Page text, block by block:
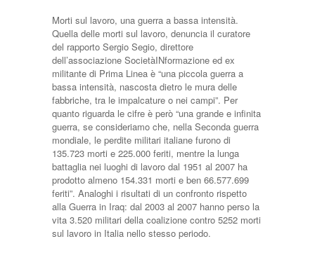
Morti sul lavoro, una guerra a bassa intensità.
Quella delle morti sul lavoro, denuncia il curatore
del rapporto Sergio Segio, direttore
dell’associazione SocietàINformazione ed ex
militante di Prima Linea è “una piccola guerra a
bassa intensità, nascosta dietro le mura delle
fabbriche, tra le impalcature o nei campi”. Per
quanto riguarda le cifre è però “una grande e infinita
guerra, se consideriamo che, nella Seconda guerra
mondiale, le perdite militari italiane furono di
135.723 morti e 225.000 feriti, mentre la lunga
battaglia nei luoghi di lavoro dal 1951 al 2007 ha
prodotto almeno 154.331 morti e ben 66.577.699
feriti”. Analoghi i risultati di un confronto rispetto
alla Guerra in Iraq: dal 2003 al 2007 hanno perso la
vita 3.520 militari della coalizione contro 5252 morti
sul lavoro in Italia nello stesso periodo.